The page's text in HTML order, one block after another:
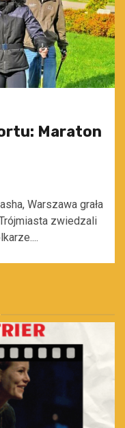
Maraton
Warszawa grała
zwiedzali